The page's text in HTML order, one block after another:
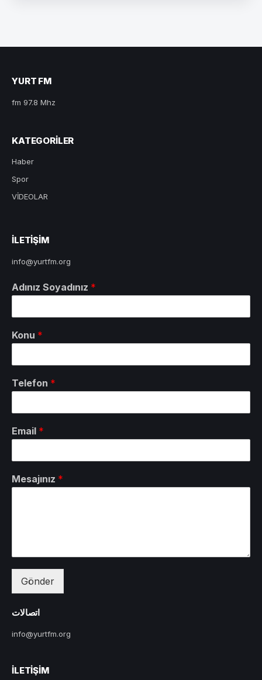
YURT FM
fm 97.8 Mhz
KATEGORILER
Haber
Spor
VİDEOLAR
ILETIŞIM
info@yurtfm.org
Adınız Soyadınız *
Konu *
Telefon *
Email *
Mesajınız *
Gönder
اتصالات
info@yurtfm.org
İLETIŞIM